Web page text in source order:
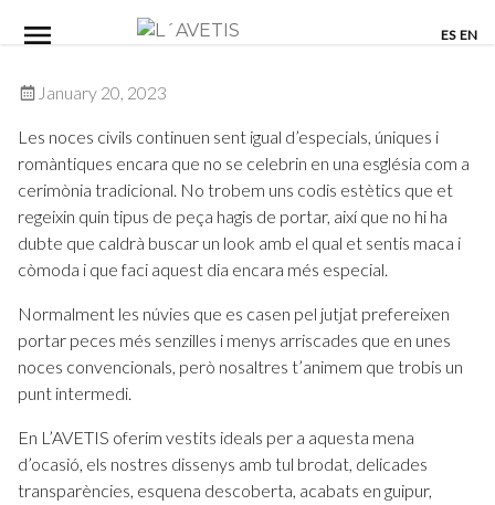
ES EN
January 20, 2023
Les noces civils continuen sent igual d’especials, úniques i
romàntiques encara que no se celebrin en una església com a
cerimònia tradicional. No trobem uns codis estètics que et
regeixin quin tipus de peça hagis de portar, així que no hi ha
dubte que caldrà buscar un look amb el qual et sentis maca i
còmoda i que faci aquest dia encara més especial.
Normalment les núvies que es casen pel jutjat prefereixen
portar peces més senzilles i menys arriscades que en unes
noces convencionals, però nosaltres t’animem que trobis un
punt intermedi.
En L’AVETIS oferim vestits ideals per a aquesta mena
d’ocasió, els nostres dissenys amb tul brodat, delicades
transparències, esquena descoberta, acabats en guipur,